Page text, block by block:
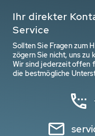
Ihr direkter
Service
Sollten Sie Fragen zum
zögern Sie nicht, uns zu
Wir sind jederzeit offen
die bestmögliche